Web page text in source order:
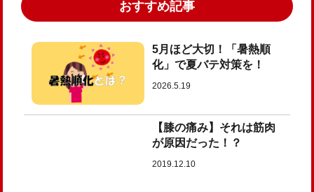
おすすめ記事
5月ほど大切！「暑熱順
化」で夏バテ対策を！
2026.5.19
【膝の痛み】それは筋肉
が原因だった！？
2019.12.10